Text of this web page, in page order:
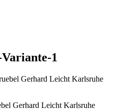
1
Gerhard Leicht Karlsruhe